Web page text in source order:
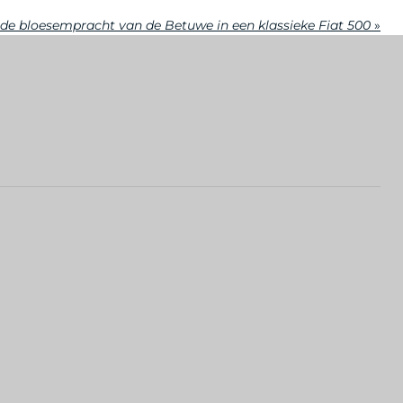
bloesempracht van de Betuwe in een klassieke Fiat 500 »